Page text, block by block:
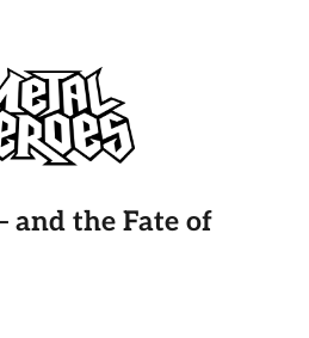
and the Fate of